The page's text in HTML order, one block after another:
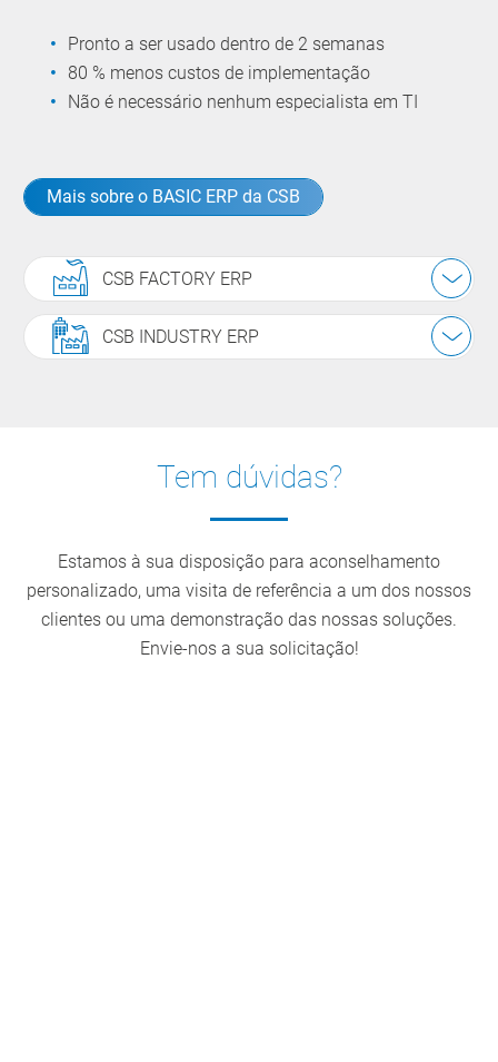
Pronto a ser usado dentro de 2 semanas
80 % menos custos de implementação
Não é necessário nenhum especialista em TI
Mais sobre o BASIC ERP da CSB
CSB FACTORY ERP
CSB INDUSTRY ERP
Tem dúvidas?
Estamos à sua disposição para aconselhamento
personalizado, uma visita de referência a um dos nossos
clientes ou uma demonstração das nossas soluções.
Envie-nos a sua solicitação!